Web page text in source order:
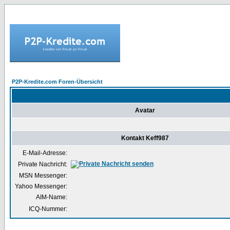
P2P-Kredite.com Foren-Übersicht
Avatar
Kontakt Keff987
E-Mail-Adresse:
Private Nachricht:
MSN Messenger:
Yahoo Messenger:
AIM-Name:
ICQ-Nummer: